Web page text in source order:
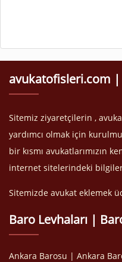
avukatofisleri.com
Sitemiz ziyaretçilerin ,
yardımcı olmak için
bir kısmı avukatlarımızın
internet sitelerindeki
Sitemizde avukat eklemek
Baro Levhaları |
Ankara Barosu | Ankara